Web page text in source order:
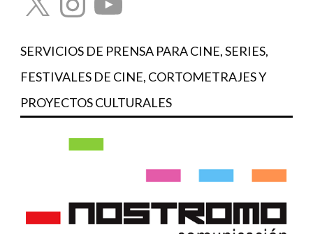
SERVICIOS DE PRENSA PARA CINE, SERIES,
FESTIVALES DE CINE, CORTOMETRAJES Y
PROYECTOS CULTURALES